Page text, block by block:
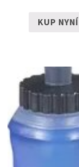
KUP NYNÍ